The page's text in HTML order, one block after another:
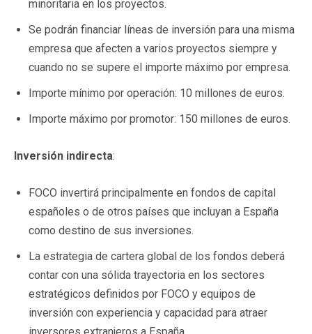
minoritaria en los proyectos.
Se podrán financiar líneas de inversión para una misma
empresa que afecten a varios proyectos siempre y
cuando no se supere el importe máximo por empresa.
Importe mínimo por operación: 10 millones de euros.
Importe máximo por promotor: 150 millones de euros.
Inversión indirecta:
FOCO invertirá principalmente en fondos de capital
españoles o de otros países que incluyan a España
como destino de sus inversiones.
La estrategia de cartera global de los fondos deberá
contar con una sólida trayectoria en los sectores
estratégicos definidos por FOCO y equipos de
inversión con experiencia y capacidad para atraer
inversores extranjeros a España.